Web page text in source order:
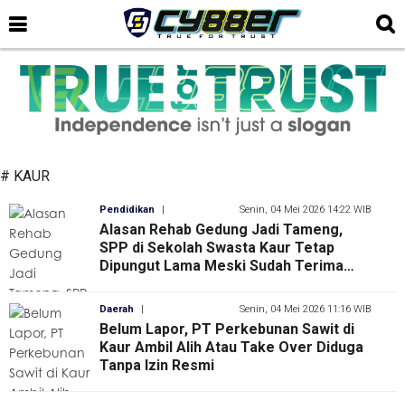
# KAUR
Pendidikan | Senin, 04 Mei 2026 14:22 WIB
Alasan Rehab Gedung Jadi Tameng,
SPP di Sekolah Swasta Kaur Tetap
Dipungut Lama Meski Sudah Terima
Daerah | Senin, 04 Mei 2026 11:16 WIB
Belum Lapor, PT Perkebunan Sawit di
Kaur Ambil Alih Atau Take Over Diduga
Tanpa Izin Resmi